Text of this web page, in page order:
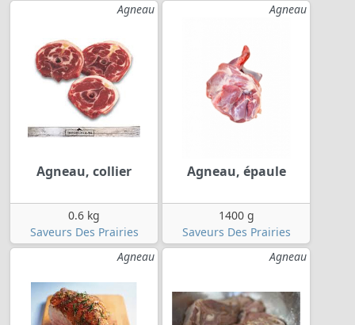
Agneau
Agneau, collier
0.6 kg
Saveurs Des Prairies
Agneau
Agneau, épaule
1400 g
Saveurs Des Prairies
Agneau
Agneau